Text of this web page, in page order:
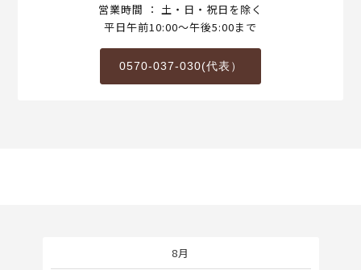
営業時間 ： 土・日・祝日を除く
平日午前10:00～午後5:00まで
0570-037-030(代表）
8月